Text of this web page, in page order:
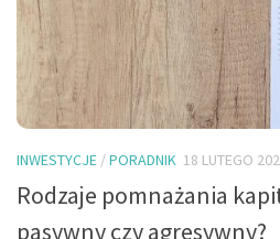
INWESTYCJE /PORADNIK 18 LUTEGO
Rodzaje pomnażania
pasywny czy agresywny?